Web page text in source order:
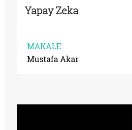
Yapay Zeka
MAKALE
Mustafa Akar